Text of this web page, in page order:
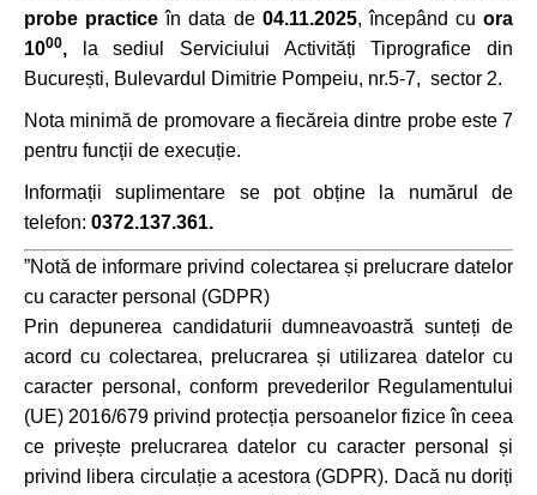
probe practice în data de 04.11.2025, începând cu ora
1000, la sediul Serviciului Activități Tiprografice din
București, Bulevardul Dimitrie Pompeiu, nr.5-7, sector 2.
Nota minimă de promovare a fiecăreia dintre probe este 7
pentru funcții de execuție.
Informații suplimentare se pot obține la numărul de
telefon: 0372.137.361.
”Notă de informare privind colectarea și prelucrare datelor
cu caracter personal (GDPR)
Prin depunerea candidaturii dumneavoastră sunteți de
acord cu colectarea, prelucrarea și utilizarea datelor cu
caracter personal, conform prevederilor Regulamentului
(UE) 2016/679 privind protecția persoanelor fizice în ceea
ce privește prelucrarea datelor cu caracter personal și
privind libera circulație a acestora (GDPR). Dacă nu doriți